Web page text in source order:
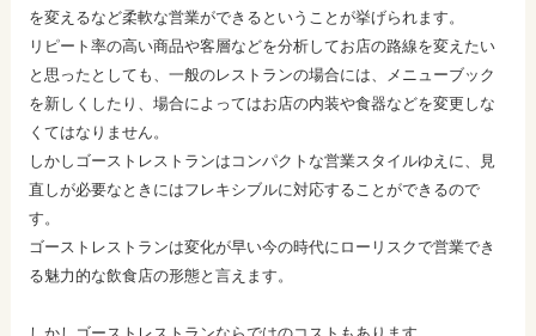
を変えるなど柔軟な営業ができるということが挙げられます。
リピート率の高い商品や客層などを分析してお店の路線を変えたい
と思ったとしても、一般のレストランの場合には、メニューブック
を新しくしたり、場合によってはお店の内装や食器などを変更しな
くてはなりません。
しかしゴーストレストランはコンパクトな営業スタイルゆえに、見
直しが必要なときにはフレキシブルに対応することができるので
す。
ゴーストレストランは変化が早い今の時代にローリスクで営業でき
る魅力的な飲食店の形態と言えます。